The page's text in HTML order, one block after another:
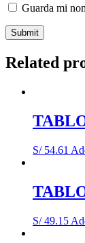
Guarda mi
Related
S/54.61
S/49.15